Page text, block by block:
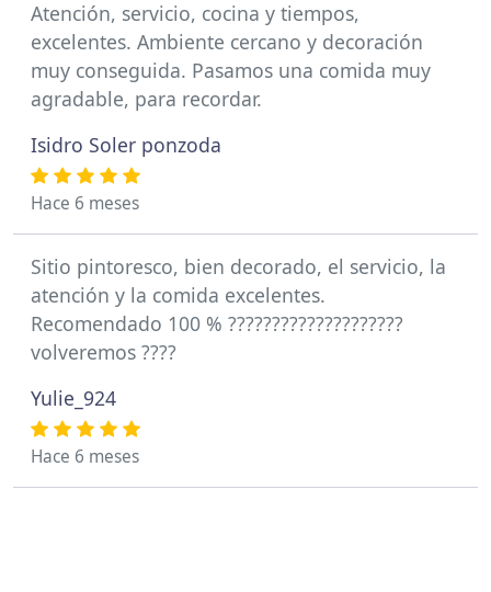
Atención, servicio, cocina y tiempos,
excelentes. Ambiente cercano y decoración
muy conseguida. Pasamos una comida muy
agradable, para recordar.
Isidro Soler ponzoda
Hace 6 meses
Sitio pintoresco, bien decorado, el servicio, la
atención y la comida excelentes.
Recomendado 100 % ????????????????????
volveremos ????
Yulie_924
Hace 6 meses